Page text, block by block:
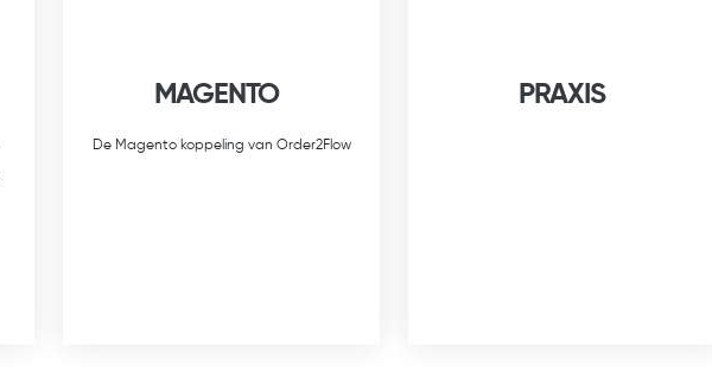
MAGENTO
De Magento koppeling van Order2Flow
PRAXIS